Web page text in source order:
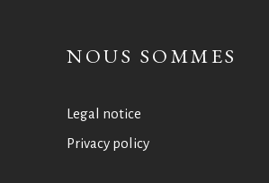
NOUS SOMMES
Legal notice
Privacy policy